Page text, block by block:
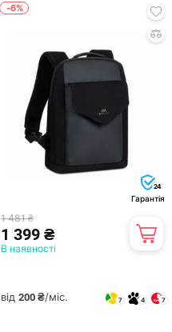
-6%
24
Гарантія
1 481 ₴
1 399 ₴
В наявності
від 200 ₴/міс. 7 4 7